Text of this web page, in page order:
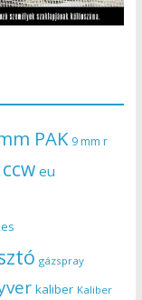
PAK 9 mm r
ccw eu
gázspray
kaliber Kaliber